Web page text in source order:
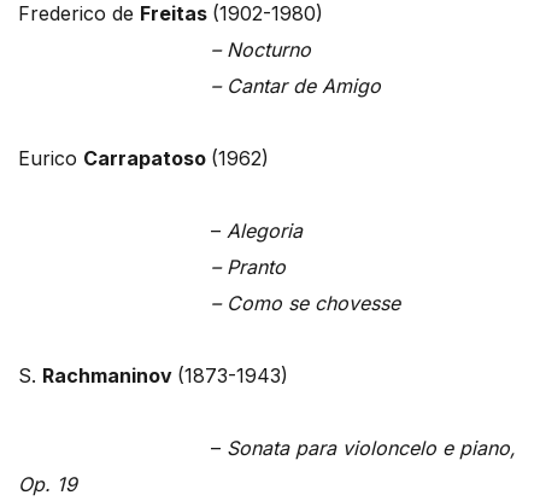
Frederico de Freitas (1902-1980)
– Nocturno
– Cantar de Amigo
Eurico Carrapatoso (1962)
– Alegoria
– Pranto
– Como se chovesse
S. Rachmaninov (1873-1943)
– Sonata para violoncelo e piano,
Op. 19